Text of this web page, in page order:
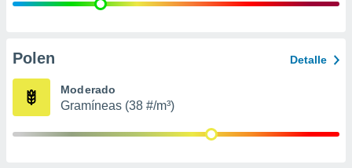
publicidad
Polen Detalle
Moderado
Gramíneas (38 #/m³)